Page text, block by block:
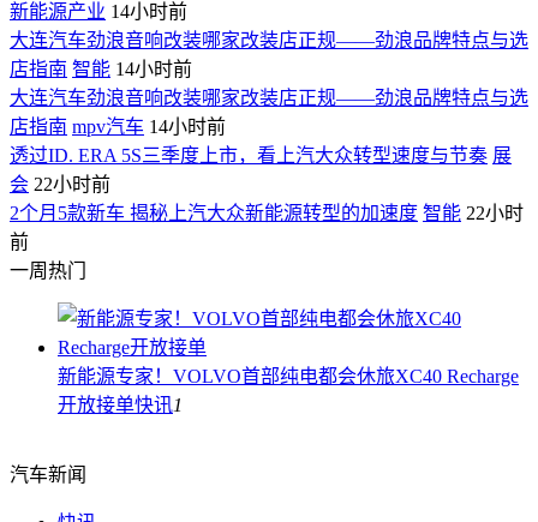
新能源产业 14小时前
大连汽车劲浪音响改装哪家改装店正规——劲浪品牌特点与选
店指南 智能 14小时前
大连汽车劲浪音响改装哪家改装店正规——劲浪品牌特点与选
店指南 mpv汽车 14小时前
透过ID. ERA 5S三季度上市，看上汽大众转型速度与节奏 展
会 22小时前
2个月5款新车 揭秘上汽大众新能源转型的加速度 智能 22小时
前
一周热门
新能源专家！VOLVO首部纯电都会休旅XC40 Recharge
开放接单快讯1
汽车新闻